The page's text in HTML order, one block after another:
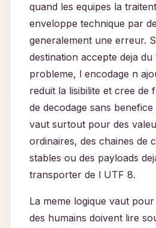
quand les equipes la
enveloppe technique par
generalement une erreur.
destination accepte deja
probleme, l encodage n
reduit la lisibilite et cree de
de decodage sans
vaut surtout pour des
ordinaires, des chaines de
stables ou des payloads
transporter de l UTF 8.
La meme logique vaut
des humains doivent lire